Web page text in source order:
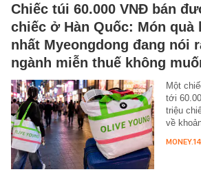
Chiếc túi 60.000 VNĐ bán
chiếc ở Hàn Quốc: Món quà
nhất Myeongdong đang nói
ngành miễn thuế không
Một
tới
triệu
về
MONEY.14